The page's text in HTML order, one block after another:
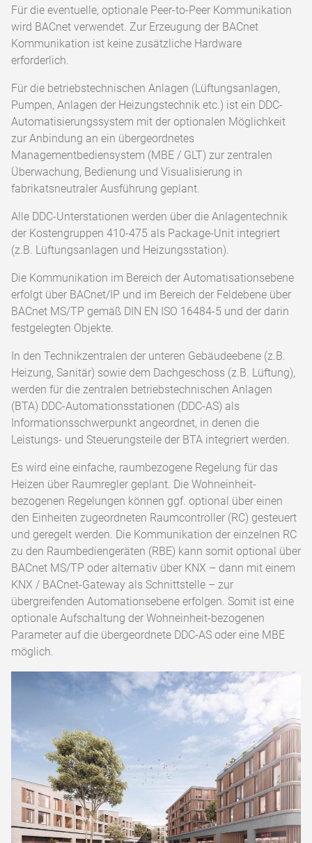
Für die eventuelle, optionale Peer-to-Peer Kommunikation
wird BACnet verwendet. Zur Erzeugung der BACnet
Kommunikation ist keine zusätzliche Hardware
erforderlich.
Für die betriebstechnischen Anlagen (Lüftungsanlagen,
Pumpen, Anlagen der Heizungstechnik etc.) ist ein DDC-
Automatisierungssystem mit der optionalen Möglichkeit
zur Anbindung an ein übergeordnetes
Managementbediensystem (MBE / GLT) zur zentralen
Überwachung, Bedienung und Visualisierung in
fabrikatsneutraler Ausführung geplant.
Alle DDC-Unterstationen werden über die Anlagentechnik
der Kostengruppen 410-475 als Package-Unit integriert
(z.B. Lüftungsanlagen und Heizungsstation).
Die Kommunikation im Bereich der Automatisationsebene
erfolgt über BACnet/IP und im Bereich der Feldebene über
BACnet MS/TP gemäß DIN EN ISO 16484-5 und der darin
festgelegten Objekte.
In den Technikzentralen der unteren Gebäudeebene (z.B.
Heizung, Sanitär) sowie dem Dachgeschoss (z.B. Lüftung),
werden für die zentralen betriebstechnischen Anlagen
(BTA) DDC-Automationsstationen (DDC-AS) als
Informationsschwerpunkt angeordnet, in denen die
Leistungs- und Steuerungsteile der BTA integriert werden.
Es wird eine einfache, raumbezogene Regelung für das
Heizen über Raumregler geplant. Die Wohneinheit-
bezogenen Regelungen können ggf. optional über einen
den Einheiten zugeordneten Raumcontroller (RC) gesteuert
und geregelt werden. Die Kommunikation der einzelnen RC
zu den Raumbediengeräten (RBE) kann somit optional über
BACnet MS/TP oder alternativ über KNX – dann mit einem
KNX / BACnet-Gateway als Schnittstelle – zur
übergreifenden Automationsebene erfolgen. Somit ist eine
optionale Aufschaltung der Wohneinheit-bezogenen
Parameter auf die übergeordnete DDC-AS oder eine MBE
möglich.